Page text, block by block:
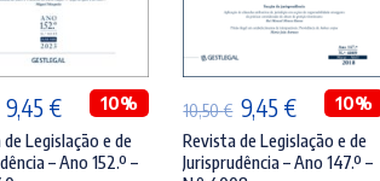
ADICIONAR
O
preço
original
9,45 €O
preço
atual
10%
Legislação e de
– Ano 152.º –
ADICIONAR
10,50€ O
preço
original
9,45 €O
preço
atual
10%
Revista de Legislação e de
Jurisprudência – Ano 147.º –